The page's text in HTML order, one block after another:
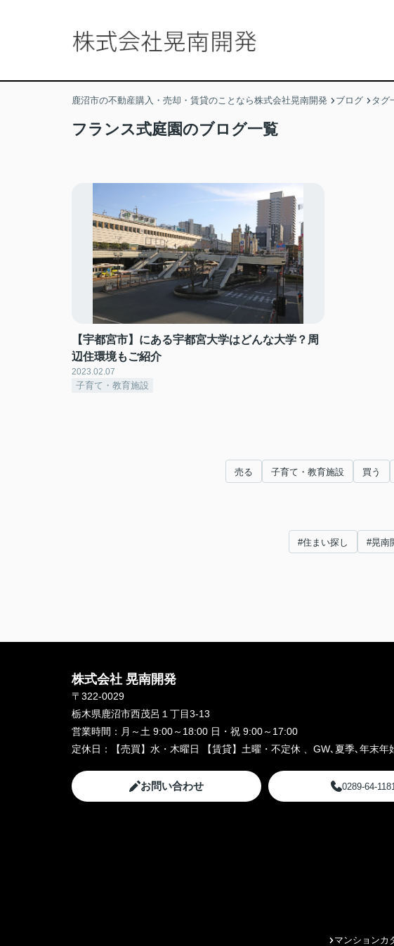
鹿沼市の不動産購入・売却・賃貸のことなら株式会社晃南開発 ブログ タグ
フランス式庭園のブログ一覧
【宇都宮市】にある宇都宮大学はどんな大学？周
辺住環境もご紹介
2023.02.07
子育て・教育施設
売る 子育て・教育施設 買う
#住まい探し #晃南
株式会社 晃南開発
〒322-0029
栃木県鹿沼市西茂呂１丁目3-13
営業時間： 月～土 9:00～18:00 日・祝 9:00～17:00
定休日：
【売買】水・木曜日 【賃貸】土曜・不定休 、GW､夏季､年末年
お問い合わせ 0289-64-1181
マンションカ